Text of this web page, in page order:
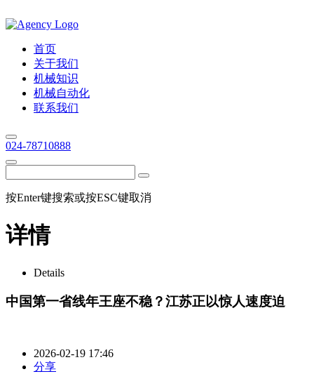
首页
关于我们
机械知识
机械自动化
联系我们
024-78710888
按Enter键搜索或按ESC键取消
详情
Details
中国第一省线年王座不稳？江苏正以惊人速度迫
2026-02-19 17:46
分享